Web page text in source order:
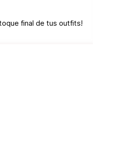
final de tus outfits!
ocasiones